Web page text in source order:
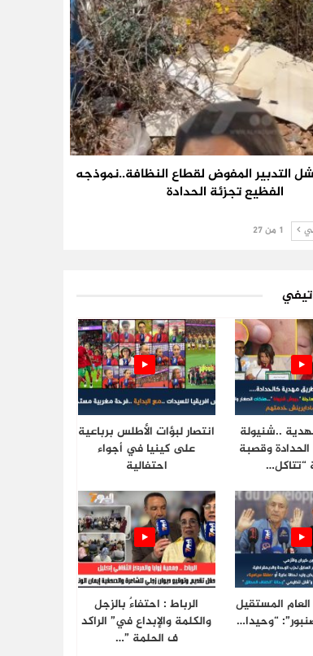
التدبير المفوض لقطاع النظافة..نموذجه
الفظيع تجزئة الحدادة
1 من 27
..شنيولة
وقصبة
“تتاكل…
انتصار لبؤات الأطلس برباعية
على كينيا في أجواء
احتفالية
المستقيل
“وحيدا…
الرباط : احتفاءٌ بالزجل
والكلمة والإبداع في” الراكد
ف الحلمة ”…